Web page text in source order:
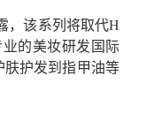
，该系列将取代H
的美妆研发国际
肤护发到指甲油等